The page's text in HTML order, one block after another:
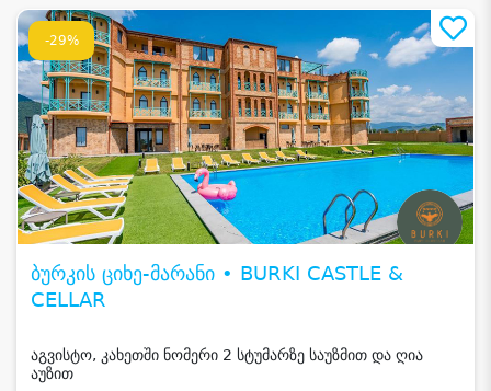
-29%
ბურკის ციხე-მარანი • BURKI CASTLE &
CELLAR
აგვისტო, კახეთში ნომერი 2 სტუმარზე საუზმით და ღია
აუზით